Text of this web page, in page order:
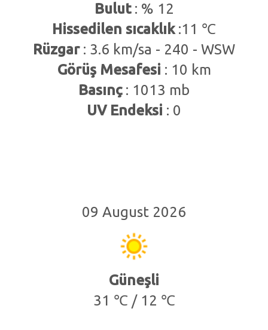
Bulut: % 12
Hissedilen sıcaklık:11 ℃
Rüzgar: 3.6 km/sa - 240 - WSW
Görüş Mesafesi : 10 km
Basınç: 1013 mb
UV Endeksi : 0
09 August 2026
Güneşli
31 ℃ / 12 ℃